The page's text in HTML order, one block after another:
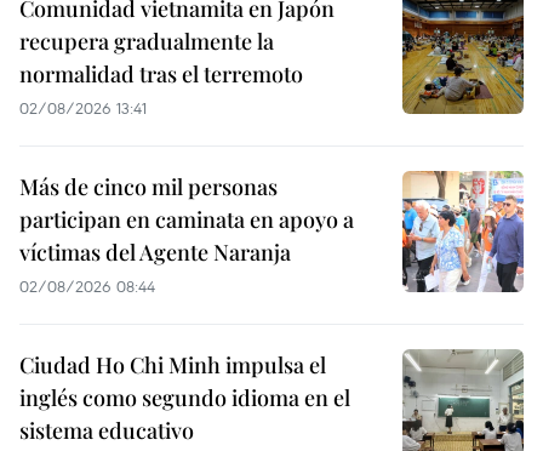
Comunidad vietnamita en Japón
recupera gradualmente la
normalidad tras el terremoto
02/08/2026 13:41
Más de cinco mil personas
participan en caminata en apoyo a
víctimas del Agente Naranja
02/08/2026 08:44
Ciudad Ho Chi Minh impulsa el
inglés como segundo idioma en el
sistema educativo